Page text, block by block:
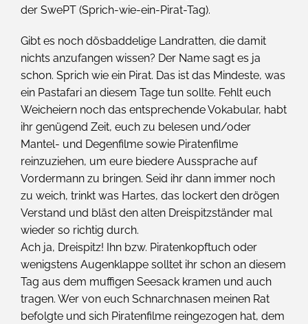
der SwePT (Sprich-wie-ein-Pirat-Tag).
Gibt es noch dösbaddelige Landratten, die damit
nichts anzufangen wissen? Der Name sagt es ja
schon. Sprich wie ein Pirat. Das ist das Mindeste, was
ein Pastafari an diesem Tage tun sollte. Fehlt euch
Weicheiern noch das entsprechende Vokabular, habt
ihr genügend Zeit, euch zu belesen und/oder
Mantel- und Degenfilme sowie Piratenfilme
reinzuziehen, um eure biedere Aussprache auf
Vordermann zu bringen. Seid ihr dann immer noch
zu weich, trinkt was Hartes, das lockert den drögen
Verstand und bläst den alten Dreispitzständer mal
wieder so richtig durch.
Ach ja, Dreispitz! Ihn bzw. Piratenkopftuch oder
wenigstens Augenklappe solltet ihr schon an diesem
Tag aus dem muffigen Seesack kramen und auch
tragen. Wer von euch Schnarchnasen meinen Rat
befolgte und sich Piratenfilme reingezogen hat, dem